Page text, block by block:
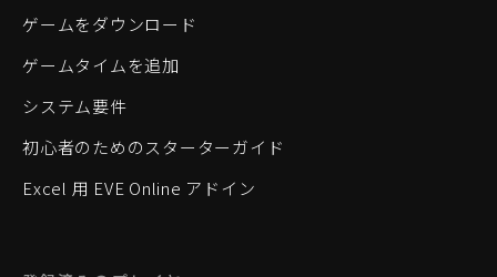
ゲームをダウンロード
ゲームタイムを追加
システム要件
初心者のためのスターターガイド
Excel 用 EVE Online アドイン